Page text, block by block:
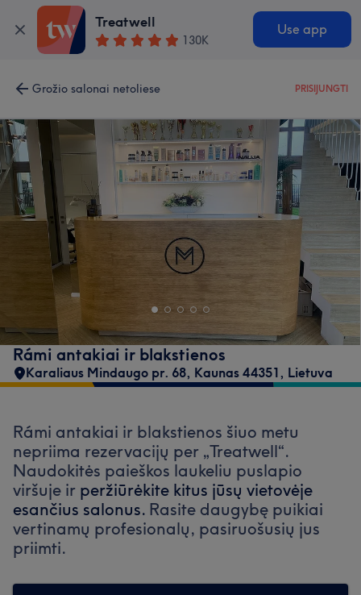
Treatwell
130K
Use app
Grožio salonai netoliese PRISIJUNGTI
Rámi antakiai ir blakstienos
Karaliaus Mindaugo pr. 68, Kaunas 44351, Lietuva
Rámi antakiai ir blakstienos šiuo metu
nepriima rezervacijų per „Treatwell“.
Naudokitės paieškos laukeliu puslapio
viršuje ir peržiūrėkite kitus jūsų vietovėje
esančius salonus. Rasite daugybę puikiai
vertinamų profesionalų, pasiruošusių jus
priimti.